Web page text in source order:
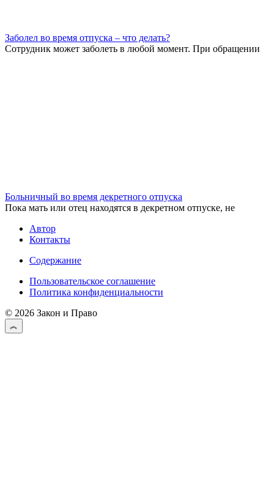
Заболел во время отпуска – что делать?
Сотрудник может заболеть в любой момент. При обращении
Больничный во время декретного отпуска
Пока мать или отец находятся в декретном отпуске, не
Автор
Контакты
Содержание
Пользовательское соглашение
Политика конфиденциальности
© 2026 Закон и Право